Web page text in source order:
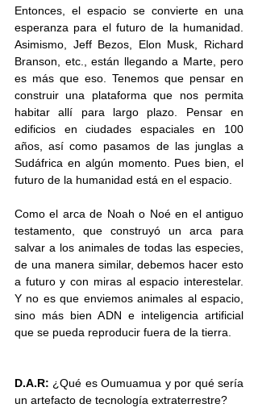
Entonces, el espacio se convierte en una
esperanza para el futuro de la humanidad.
Asimismo, Jeff Bezos, Elon Musk, Richard
Branson, etc., están llegando a Marte, pero
es más que eso. Tenemos que pensar en
construir una plataforma que nos permita
habitar allí para largo plazo. Pensar en
edificios en ciudades espaciales en 100
años, así como pasamos de las junglas a
Sudáfrica en algún momento. Pues bien, el
futuro de la humanidad está en el espacio.
Como el arca de Noah o Noé en el antiguo
testamento, que construyó un arca para
salvar a los animales de todas las especies,
de una manera similar, debemos hacer esto
a futuro y con miras al espacio interestelar.
Y no es que enviemos animales al espacio,
sino más bien ADN e inteligencia artificial
que se pueda reproducir fuera de la tierra.
D.A.R: ¿Qué es Oumuamua y por qué sería
un artefacto de tecnología extraterrestre?